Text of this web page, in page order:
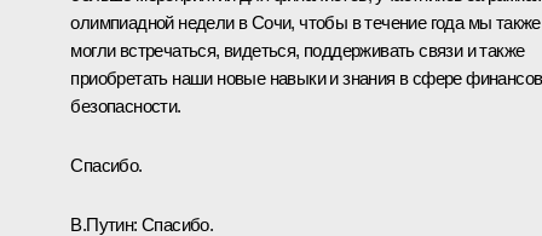
олимпиадной недели в Сочи, чтобы в течение года мы также
могли встречаться, видеться, поддерживать связи и также
приобретать наши новые навыки и знания в сфере
безопасности.
Спасибо.
В.Путин: Спасибо.